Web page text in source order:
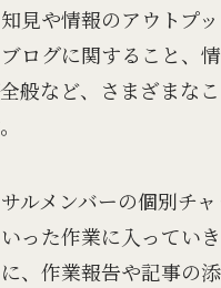
見や情報のアウトプッ
ログに関すること、
般など、さまざまな
ルメンバーの個別チ
った作業に入ってい
、作業報告や記事の